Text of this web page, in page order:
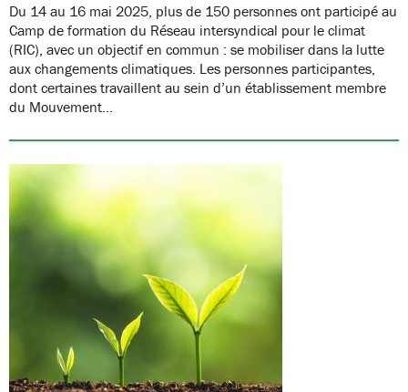
Du 14 au 16 mai 2025, plus de 150 personnes ont participé au
Camp de formation du Réseau intersyndical pour le climat
(RIC), avec un objectif en commun : se mobiliser dans la lutte
aux changements climatiques. Les personnes participantes,
dont certaines travaillent au sein d’un établissement membre
du Mouvement…